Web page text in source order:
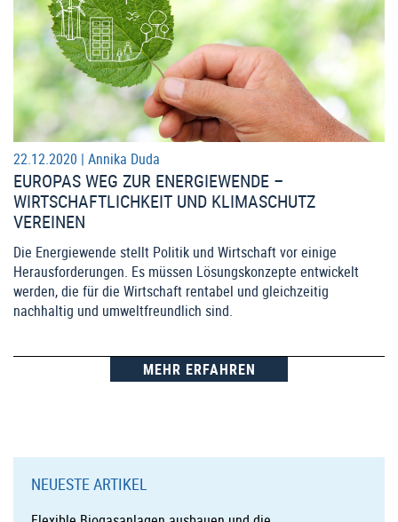
22.12.2020 | Annika Duda
EUROPAS WEG ZUR ENERGIEWENDE –
WIRTSCHAFTLICHKEIT UND KLIMASCHUTZ
VEREINEN
Die Energiewende stellt Politik und Wirtschaft vor einige
Herausforderungen. Es müssen Lösungskonzepte entwickelt
werden, die für die Wirtschaft rentabel und gleichzeitig
nachhaltig und umweltfreundlich sind.
MEHR ERFAHREN
NEUESTE ARTIKEL